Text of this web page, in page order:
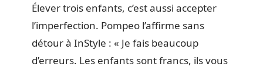
Élever trois enfants, c’est aussi accepter
l’imperfection. Pompeo l’affirme sans
détour à InStyle : « Je fais beaucoup
d’erreurs. Les enfants sont francs, ils vous